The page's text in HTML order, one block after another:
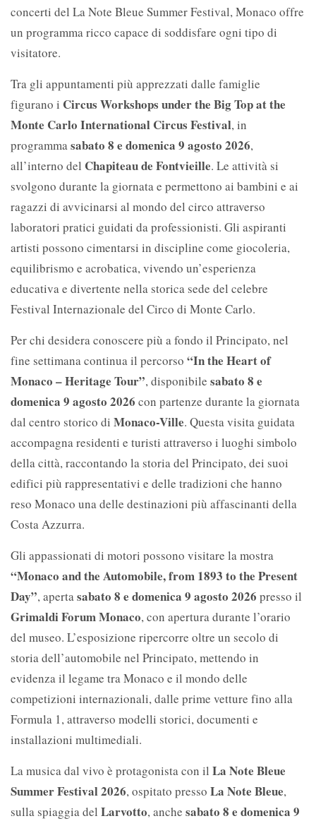
concerti del La Note Bleue Summer Festival, Monaco offre
un programma ricco capace di soddisfare ogni tipo di
visitatore.
Tra gli appuntamenti più apprezzati dalle famiglie
figurano i Circus Workshops under the Big Top at the
Monte Carlo International Circus Festival, in
programma sabato 8 e domenica 9 agosto 2026,
all’interno del Chapiteau de Fontvieille. Le attività si
svolgono durante la giornata e permettono ai bambini e ai
ragazzi di avvicinarsi al mondo del circo attraverso
laboratori pratici guidati da professionisti. Gli aspiranti
artisti possono cimentarsi in discipline come giocoleria,
equilibrismo e acrobatica, vivendo un’esperienza
educativa e divertente nella storica sede del celebre
Festival Internazionale del Circo di Monte Carlo.
Per chi desidera conoscere più a fondo il Principato, nel
fine settimana continua il percorso “In the Heart of
Monaco – Heritage Tour”, disponibile sabato 8 e
domenica 9 agosto 2026 con partenze durante la giornata
dal centro storico di Monaco-Ville. Questa visita guidata
accompagna residenti e turisti attraverso i luoghi simbolo
della città, raccontando la storia del Principato, dei suoi
edifici più rappresentativi e delle tradizioni che hanno
reso Monaco una delle destinazioni più affascinanti della
Costa Azzurra.
Gli appassionati di motori possono visitare la mostra
“Monaco and the Automobile, from 1893 to the Present
Day”, aperta sabato 8 e domenica 9 agosto 2026 presso il
Grimaldi Forum Monaco, con apertura durante l’orario
del museo. L’esposizione ripercorre oltre un secolo di
storia dell’automobile nel Principato, mettendo in
evidenza il legame tra Monaco e il mondo delle
competizioni internazionali, dalle prime vetture fino alla
Formula 1, attraverso modelli storici, documenti e
installazioni multimediali.
La musica dal vivo è protagonista con il La Note Bleue
Summer Festival 2026, ospitato presso La Note Bleue,
sulla spiaggia del Larvotto, anche sabato 8 e domenica 9